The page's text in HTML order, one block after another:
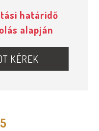
határidő
alapján
KÉREK